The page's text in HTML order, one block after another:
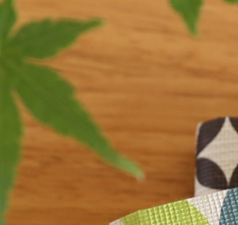
懐紙入れ
懐柄紙
金彩懐紙
ブックカバー
吉兆書包み（フ
一筆箋
みやこ草一筆箋
一筆其の先箋（たて型）
一筆此の先箋（よこ型）
其の先封筒
此の先封筒
めでたはがき
徳用品・セッ
セット品
徳用品